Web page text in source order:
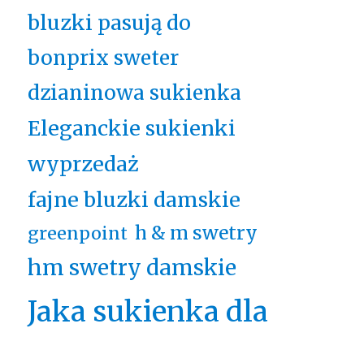
bluzki pasują do
bonprix sweter
dzianinowa sukienka
Eleganckie sukienki
wyprzedaż
fajne bluzki damskie
greenpoint h & m swetry
hm swetry damskie
Jaka sukienka dla